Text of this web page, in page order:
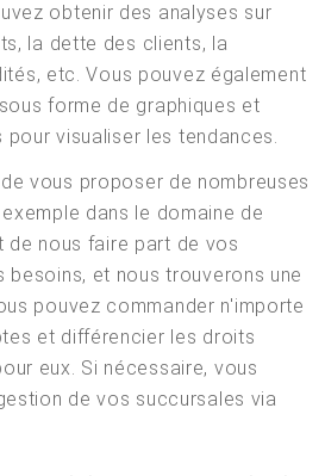
obtenir des analyses sur
la dette des clients, la
etc. Vous pouvez également
forme de graphiques et
pour visualiser les tendances.
vous proposer de nombreuses
dans le domaine de
de nous faire part de vos
et nous trouverons une
pouvez commander n'importe
et différencier les droits
eux. Si nécessaire, vous
de vos succursales via